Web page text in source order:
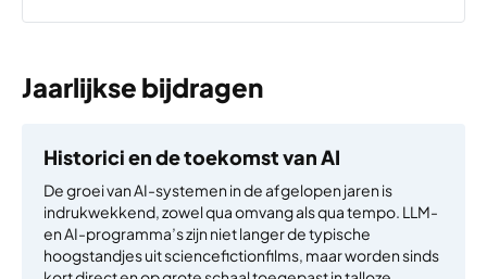
Jaarlijkse bijdragen
Historici en de toekomst van AI
De groei van AI-systemen in de afgelopen jaren is
indrukwekkend, zowel qua omvang als qua tempo. LLM-
en AI-programma’s zijn niet langer de typische
hoogstandjes uit sciencefictionfilms, maar worden sinds